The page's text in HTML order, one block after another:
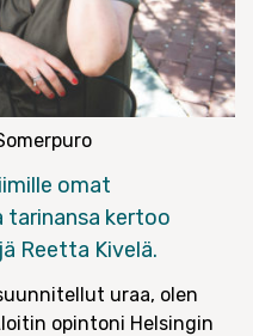
omat
tarinansa kertoo
Reetta Kivelä.
uraa, olen
opintoni Helsingin